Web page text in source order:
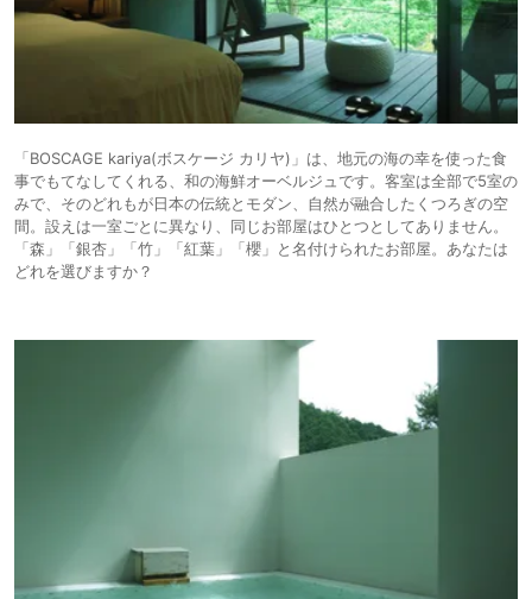
「BOSCAGE kariya(ボスケージ カリヤ)」は、地元の海の幸を使った食
事でもてなしてくれる、和の海鮮オーベルジュです。客室は全部で5室の
みで、そのどれもが日本の伝統とモダン、自然が融合したくつろぎの空
間。設えは一室ごとに異なり、同じお部屋はひとつとしてありません。
「森」「銀杏」「竹」「紅葉」「櫻」と名付けられたお部屋。あなたは
どれを選びますか？